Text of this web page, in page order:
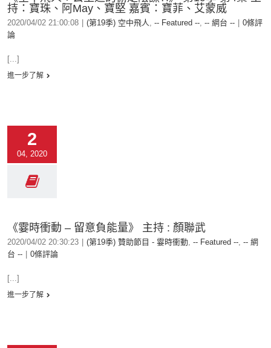
持：寶珠、阿May、寶堅 嘉賓：寶菲、艾蒙威
2020/04/02 21:00:08 (第19季) 空中飛人, -- Featured --, -- 網台 --
0條評
論
[...]
進一步了解
2
04, 2020
《霎時衝動 – 留意負能量》 主持 : 顏聯武
2020/04/02 20:30:23 (第19季) 贊助節目 - 霎時衝動, -- Featured --, -- 網
台 --
0條評論
[...]
進一步了解